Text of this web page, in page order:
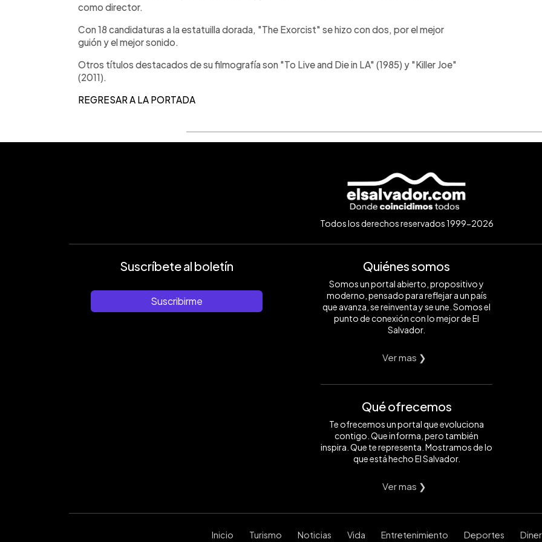
como director.
Con 18 candidaturas a la estatuilla dorada, "The Exorcist" se hizo con dos, por el mejor
guión y el mejor sonido.
Otros títulos destacados de su filmografía son "To Live and Die in LA" (1985) y "Killer Joe"
(2011).
REGRESAR A LA PORTADA
Todos los derechos reservados 1999-2026
Suscríbete al boletín
Suscribirme
Quiénes somos
Somos un portal abierto, propositivo y
moderno, pensado para reflejar a un país
que avanza, se reinventa y se une. Somos el
punto de conexión con lo mejor de El
Salvador.
Ver mas ❯
Qué ofrecemos
Te ofrecemos un portal que evoluciona
contigo. Que informa, pero también
inspira. Que te representa. Mostramos de lo
que está hecho El Salvador.
Ver mas ❯
Inicio Turismo Noticias Vida Entretenimiento Deportes